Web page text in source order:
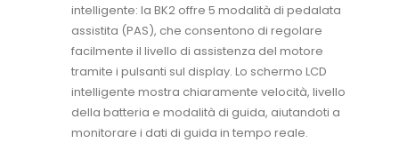
intelligente: la BK2 offre 5 modalità di pedalata
assistita (PAS), che consentono di regolare
facilmente il livello di assistenza del motore
tramite i pulsanti sul display. Lo schermo LCD
intelligente mostra chiaramente velocità, livello
della batteria e modalità di guida, aiutandoti a
monitorare i dati di guida in tempo reale.